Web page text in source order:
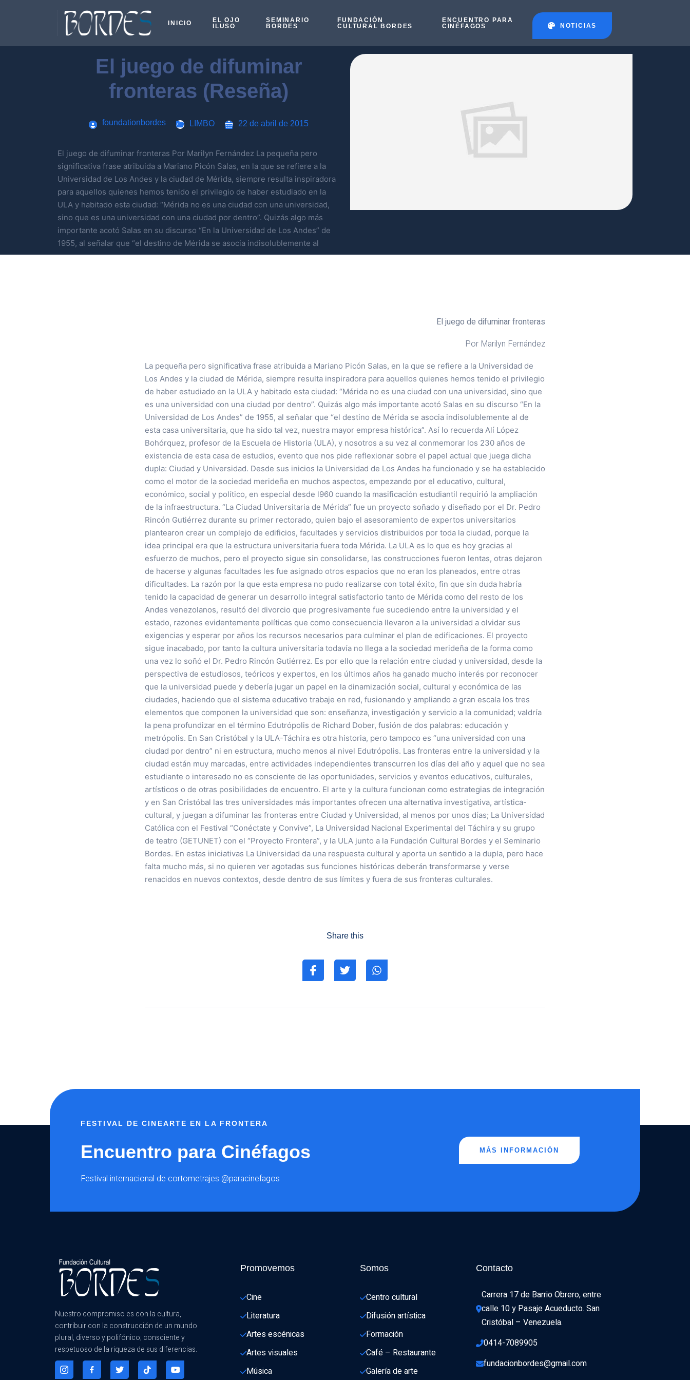
INICIO
EL OJO
ILUSO
SEMINARIO
BORDES
FUNDACIÓN
CULTURAL BORDES
ENCUENTRO PARA
CINÉFAGOS
NOTICIAS
El juego de difuminar
fronteras (Reseña)
foundationbordes LIMBO 22 de abril de 2015
El juego de difuminar fronteras Por Marilyn Fernández La pequeña pero
significativa frase atribuida a Mariano Picón Salas, en la que se refiere a la
Universidad de Los Andes y la ciudad de Mérida, siempre resulta inspiradora
para aquellos quienes hemos tenido el privilegio de haber estudiado en la
ULA y habitado esta ciudad: “Mérida no es una ciudad con una universidad,
sino que es una universidad con una ciudad por dentro”. Quizás algo más
importante acotó Salas en su discurso “En la Universidad de Los Andes” de
1955, al señalar que “el destino de Mérida se asocia indisolublemente al
El juego de difuminar fronteras
Por Marilyn Fernández
La pequeña pero significativa frase atribuida a Mariano Picón Salas, en la que se refiere a la Universidad de
Los Andes y la ciudad de Mérida, siempre resulta inspiradora para aquellos quienes hemos tenido el privilegio
de haber estudiado en la ULA y habitado esta ciudad: “Mérida no es una ciudad con una universidad, sino que
es una universidad con una ciudad por dentro”. Quizás algo más importante acotó Salas en su discurso “En la
Universidad de Los Andes” de 1955, al señalar que “el destino de Mérida se asocia indisolublemente al de
esta casa universitaria, que ha sido tal vez, nuestra mayor empresa histórica”. Así lo recuerda Alí López
Bohórquez, profesor de la Escuela de Historia (ULA), y nosotros a su vez al conmemorar los 230 años de
existencia de esta casa de estudios, evento que nos pide reflexionar sobre el papel actual que juega dicha
dupla: Ciudad y Universidad. Desde sus inicios la Universidad de Los Andes ha funcionado y se ha establecido
como el motor de la sociedad merideña en muchos aspectos, empezando por el educativo, cultural,
económico, social y político, en especial desde l960 cuando la masificación estudiantil requirió la ampliación
de la infraestructura. “La Ciudad Universitaria de Mérida” fue un proyecto soñado y diseñado por el Dr. Pedro
Rincón Gutiérrez durante su primer rectorado, quien bajo el asesoramiento de expertos universitarios
plantearon crear un complejo de edificios, facultades y servicios distribuidos por toda la ciudad, porque la
idea principal era que la estructura universitaria fuera toda Mérida. La ULA es lo que es hoy gracias al
esfuerzo de muchos, pero el proyecto sigue sin consolidarse, las construcciones fueron lentas, otras dejaron
de hacerse y algunas facultades les fue asignado otros espacios que no eran los planeados, entre otras
dificultades. La razón por la que esta empresa no pudo realizarse con total éxito, fin que sin duda habría
tenido la capacidad de generar un desarrollo integral satisfactorio tanto de Mérida como del resto de los
Andes venezolanos, resultó del divorcio que progresivamente fue sucediendo entre la universidad y el
estado, razones evidentemente políticas que como consecuencia llevaron a la universidad a olvidar sus
exigencias y esperar por años los recursos necesarios para culminar el plan de edificaciones. El proyecto
sigue inacabado, por tanto la cultura universitaria todavía no llega a la sociedad merideña de la forma como
una vez lo soñó el Dr. Pedro Rincón Gutiérrez. Es por ello que la relación entre ciudad y universidad, desde la
perspectiva de estudiosos, teóricos y expertos, en los últimos años ha ganado mucho interés por reconocer
que la universidad puede y debería jugar un papel en la dinamización social, cultural y económica de las
ciudades, haciendo que el sistema educativo trabaje en red, fusionando y ampliando a gran escala los tres
elementos que componen la universidad que son: enseñanza, investigación y servicio a la comunidad; valdría
la pena profundizar en el término Edutrópolis de Richard Dober, fusión de dos palabras: educación y
metrópolis. En San Cristóbal y la ULA-Táchira es otra historia, pero tampoco es “una universidad con una
ciudad por dentro” ni en estructura, mucho menos al nivel Edutrópolis. Las fronteras entre la universidad y la
ciudad están muy marcadas, entre actividades independientes transcurren los días del año y aquel que no sea
estudiante o interesado no es consciente de las oportunidades, servicios y eventos educativos, culturales,
artísticos o de otras posibilidades de encuentro. El arte y la cultura funcionan como estrategias de integración
y en San Cristóbal las tres universidades más importantes ofrecen una alternativa investigativa, artística-
cultural, y juegan a difuminar las fronteras entre Ciudad y Universidad, al menos por unos días; La Universidad
Católica con el Festival “Conéctate y Convive”, La Universidad Nacional Experimental del Táchira y su grupo
de teatro (GETUNET) con el “Proyecto Frontera”, y la ULA junto a la Fundación Cultural Bordes y el Seminario
Bordes. En estas iniciativas La Universidad da una respuesta cultural y aporta un sentido a la dupla, pero hace
falta mucho más, si no quieren ver agotadas sus funciones históricas deberán transformarse y verse
renacidos en nuevos contextos, desde dentro de sus límites y fuera de sus fronteras culturales.
Share this
FESTIVAL DE CINEARTE EN LA FRONTERA
Encuentro para Cinéfagos
Festival internacional de cortometrajes @paracinefagos
MÁS INFORMACIÓN
Nuestro compromiso es con la cultura,
contribuir con la construcción de un mundo
plural, diverso y polifónico; consciente y
respetuoso de la riqueza de sus diferencias.
Promovemos
Cine
Literatura
Artes escénicas
Artes visuales
Música
Somos
Centro cultural
Difusión artística
Formación
Café – Restaurante
Galería de arte
Contacto
Carrera 17 de Barrio Obrero, entre
calle 10 y Pasaje Acueducto. San
Cristóbal – Venezuela.
0414-7089905
fundacionbordes@gmail.com